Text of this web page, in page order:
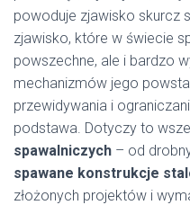
powoduje zjawisko skurcz
zjawisko, które w świecie
powszechne, ale i bardzo
mechanizmów jego
przewidywania i
podstawa. Dotyczy to
spawalniczych – od
spawane konstrukcje
złożonych projektów i